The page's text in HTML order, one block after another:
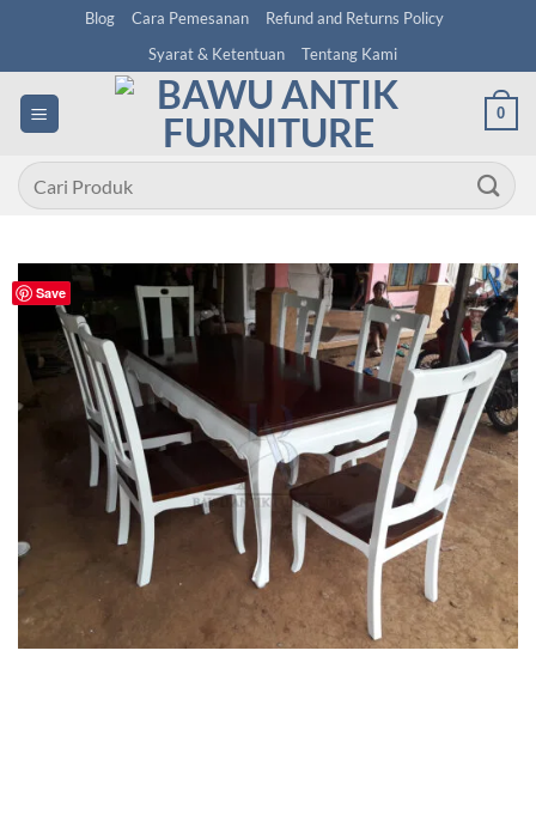
content
Blog Cara Pemesanan
Refund and Returns Policy
Syarat & Ketentuan
Tentang Kami
0
Pencarian
untuk:
Save